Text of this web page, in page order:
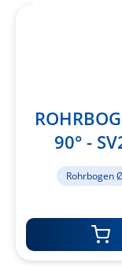
90° -
Rohrbogen